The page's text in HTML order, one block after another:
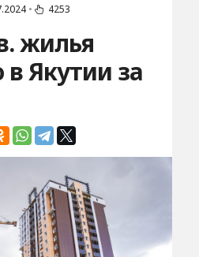
• 4253
жилья
в Якутии за